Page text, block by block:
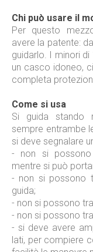
Chi può usare il
Per questo
avere la patente:
guidarlo. I minori
un casco idoneo,
completa
Come si usa
Si guida stando
sempre entrambe
si deve segnalare
- non si possono
mentre si può
- non si possono
guida;
- non si possono
- non si possono
- si deve avere
lati, per compiere